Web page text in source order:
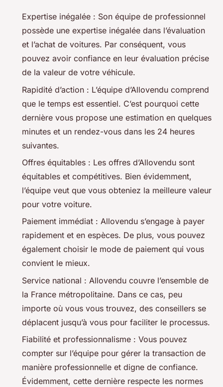
Expertise inégalée : Son équipe de professionnel
possède une expertise inégalée dans l’évaluation
et l’achat de voitures. Par conséquent, vous
pouvez avoir confiance en leur évaluation précise
de la valeur de votre véhicule.
Rapidité d’action : L’équipe d’Allovendu comprend
que le temps est essentiel. C’est pourquoi cette
dernière vous propose une estimation en quelques
minutes et un rendez-vous dans les 24 heures
suivantes.
Offres équitables : Les offres d’Allovendu sont
équitables et compétitives. Bien évidemment,
l’équipe veut que vous obteniez la meilleure valeur
pour votre voiture.
Paiement immédiat : Allovendu s’engage à payer
rapidement et en espèces. De plus, vous pouvez
également choisir le mode de paiement qui vous
convient le mieux.
Service national : Allovendu couvre l’ensemble de
la France métropolitaine. Dans ce cas, peu
importe où vous vous trouvez, des conseillers se
déplacent jusqu’à vous pour faciliter le processus.
Fiabilité et professionnalisme : Vous pouvez
compter sur l’équipe pour gérer la transaction de
manière professionnelle et digne de confiance.
Évidemment, cette dernière respecte les normes